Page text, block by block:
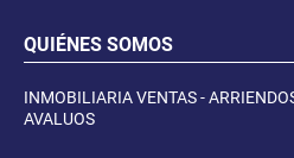
QUIÉNES SOMOS
INMOBILIARIA VENTAS -
AVALUOS